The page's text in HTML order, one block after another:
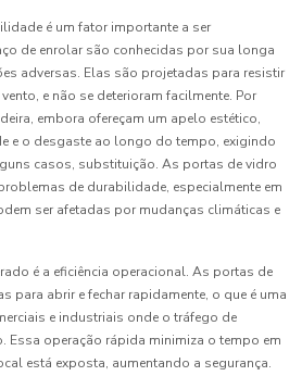
é um fator importante a ser
de enrolar são conhecidas por sua longa
adversas. Elas são projetadas para resistir
e não se deterioram facilmente. Por
embora ofereçam um apelo estético,
e o desgaste ao longo do tempo, exigindo
casos, substituição. As portas de vidro
de durabilidade, especialmente em
ser afetadas por mudanças climáticas e
é a eficiência operacional. As portas de
para abrir e fechar rapidamente, o que é uma
e industriais onde o tráfego de
Essa operação rápida minimiza o tempo em
está exposta, aumentando a segurança.